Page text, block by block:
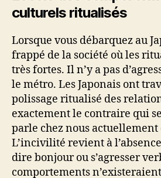
culturels ritualisés
Lorsque vous débarquez au
frappé de la société où les
très fortes. Il n’y a pas
le métro. Les Japonais ont
polissage ritualisé des
exactement le contraire qui
parle chez nous
L’incivilité revient à
dire bonjour ou s’agresser
comportements